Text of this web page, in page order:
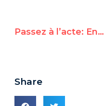
Passez à l’acte: Envoyez le dictateur nord coréen Kim Jong-un à la CPI
Share